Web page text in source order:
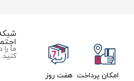
امکان پرداخت هفت روز
ما را